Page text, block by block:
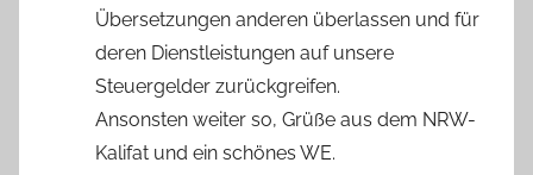
Übersetzungen anderen überlassen und für
deren Dienstleistungen auf unsere
Steuergelder zurückgreifen.
Ansonsten weiter so, Grüße aus dem NRW-
Kalifat und ein schönes WE.